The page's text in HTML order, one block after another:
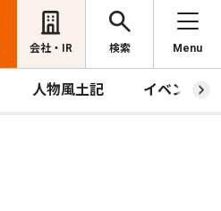
会社・IR 検索 Menu
人物風土記 イベント